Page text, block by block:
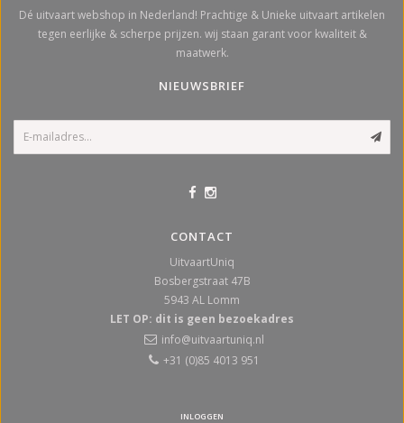
Dé uitvaart webshop in Nederland! Prachtige & Unieke uitvaart artikelen
tegen eerlijke & scherpe prijzen. wij staan garant voor kwaliteit &
maatwerk.
NIEUWSBRIEF
CONTACT
UitvaartUniq
Bosbergstraat 47B
5943 AL Lomm
LET OP: dit is geen bezoekadres
info@uitvaartuniq.nl
+31 (0)85 4013 951
INLOGGEN